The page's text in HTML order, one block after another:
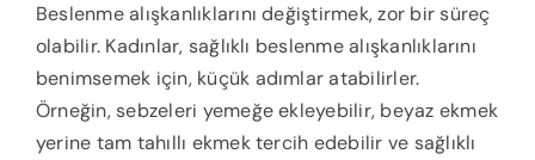
Beslenme alışkanlıklarını değiştirmek, zor bir süreç
olabilir. Kadınlar, sağlıklı beslenme alışkanlıklarını
benimsemek için, küçük adımlar atabilirler.
Örneğin, sebzeleri yemeğe ekleyebilir, beyaz ekmek
yerine tam tahıllı ekmek tercih edebilir ve sağlıklı